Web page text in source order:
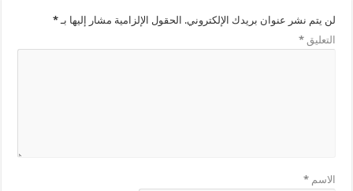
لن يتم نشر عنوان بريدك الإلكتروني. الحقول الإلزامية مشار إليها بـ*
التعليق*
الاسم*